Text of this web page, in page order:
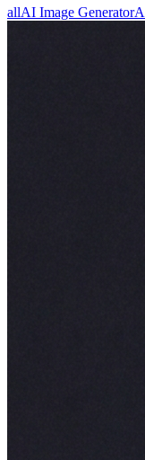
allAI Image Generator